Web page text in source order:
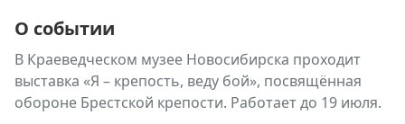
О событии
В Краеведческом музее Новосибирска проходит
выставка «Я – крепость, веду бой», посвящённая
обороне Брестской крепости. Работает до 19 июля.